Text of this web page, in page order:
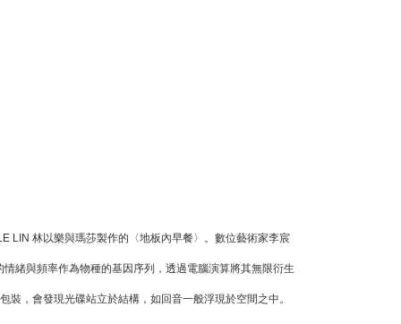
LIN林以樂與瑪莎製作的〈地板內早餐〉。數位藝術家李宸
緒與頻率作為物種的基因序列，透過電腦演算將其無限衍生
裝，會發現光碟站立於結構，如回音一般浮現於空間之中。